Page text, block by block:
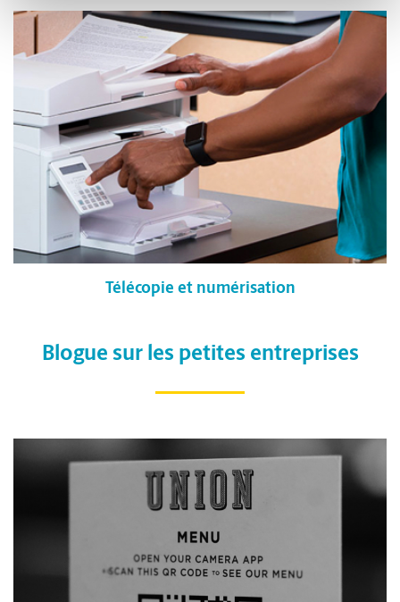
Télécopie et numérisation
Blogue sur les petites entreprises